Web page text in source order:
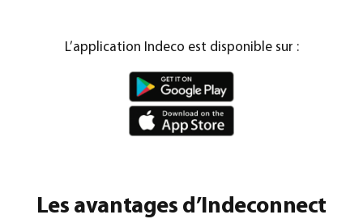
L’application Indeco est disponible sur :
Les avantages d’Indeconnect